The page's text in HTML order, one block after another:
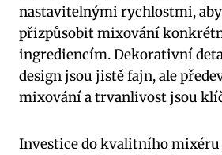
nastavitelnými rychlostmi,
přizpůsobit mixování
ingrediencím. Dekorativní
design jsou jistě fajn, ale
mixování a trvanlivost jsou
Investice do kvalitního mixéru